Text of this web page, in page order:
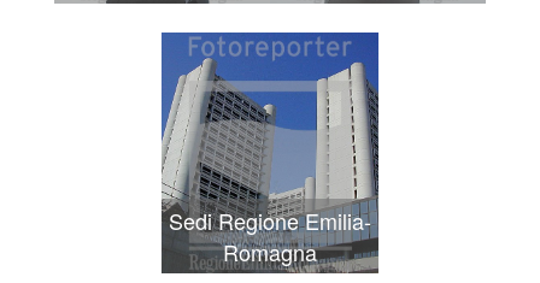
Sedi Regione Emilia-
Romagna